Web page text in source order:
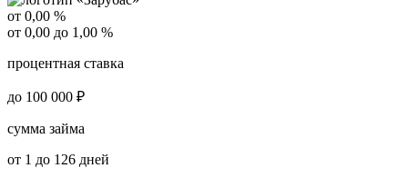
от 0,00 %
от 0,00 до 1,00 %
процентная ставка
до 100 000 ₽
сумма займа
от 1 до 126 дней